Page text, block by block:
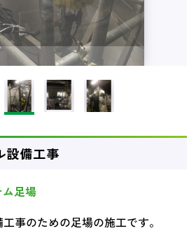
設備工事
足場
事のための足場の施工です。